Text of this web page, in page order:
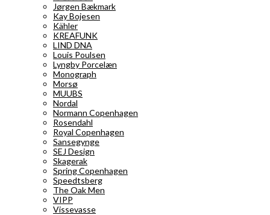
Jørgen Bækmark
Kay Bojesen
Kähler
KREAFUNK
LIND DNA
Louis Poulsen
Lyngby Porcelæn
Monograph
Morsø
MUUBS
Nordal
Normann Copenhagen
Rosendahl
Royal Copenhagen
Sansegynge
SEJ Design
Skagerak
Spring Copenhagen
Speedtsberg
The Oak Men
VIPP
Vissevasse